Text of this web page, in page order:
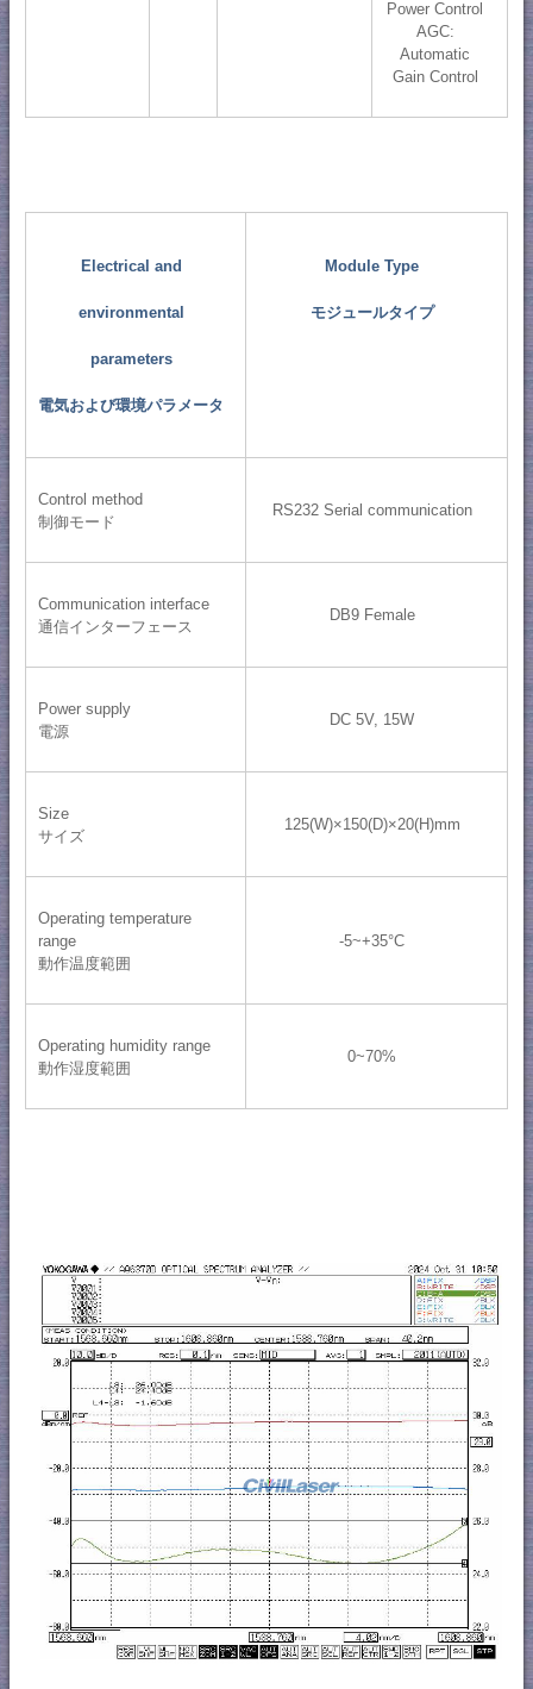
Power Control
AGC:
Automatic
Gain Control
Electrical and
environmental
parameters
電気および環境パラメータ
Module Type
モジュールタイプ
Control method
制御モード
RS232 Serial communication
Communication interface
通信インターフェース
DB9 Female
Power supply
電源
DC 5V, 15W
Size
サイズ
125(W)×150(D)×20(H)mm
Operating temperature
range
動作温度範囲
-5~+35°C
Operating humidity range
動作湿度範囲
0~70%